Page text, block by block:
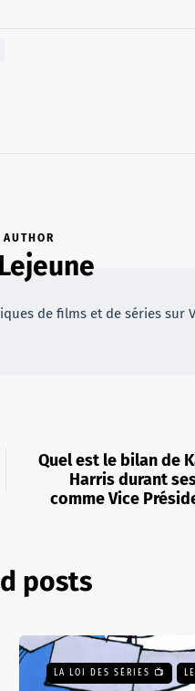
de films et de séries sur
Quel est le bilan de
Harris durant
comme Vice
posts
LA LOI DES SÉRIES 📺